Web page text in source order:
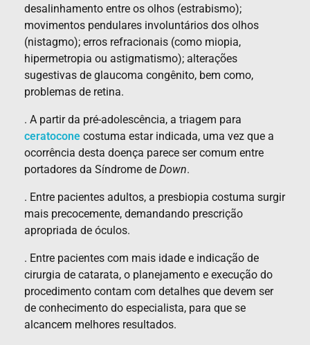
desalinhamento entre os olhos (estrabismo);
movimentos pendulares involuntários dos olhos
(nistagmo); erros refracionais (como miopia,
hipermetropia ou astigmatismo); alterações
sugestivas de glaucoma congênito, bem como,
problemas de retina.
. A partir da pré-adolescência, a triagem para
ceratocone costuma estar indicada, uma vez que a
ocorrência desta doença parece ser comum entre
portadores da Síndrome de Down.
. Entre pacientes adultos, a presbiopia costuma surgir
mais precocemente, demandando prescrição
apropriada de óculos.
. Entre pacientes com mais idade e indicação de
cirurgia de catarata, o planejamento e execução do
procedimento contam com detalhes que devem ser
de conhecimento do especialista, para que se
alcancem melhores resultados.